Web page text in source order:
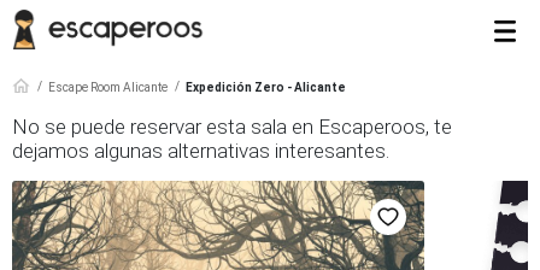
Escape Room Alicante Expedición Zero - Alicante
No se puede reservar esta sala en Escaperoos, te
dejamos algunas alternativas interesantes.